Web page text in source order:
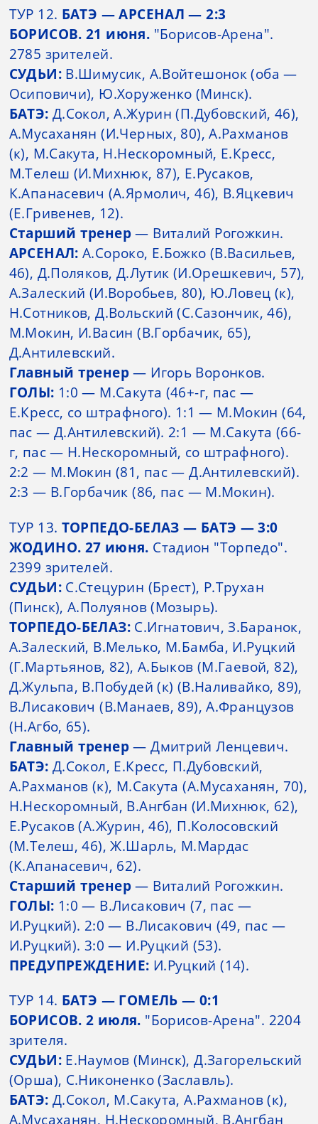
ТУР 12. БАТЭ — АРСЕНАЛ — 2:3
БОРИСОВ. 21 июня. "Борисов-Арена".
2785 зрителей.
СУДЬИ:В.Шимусик, А.Войтешонок (оба —
Осиповичи), Ю.Хоруженко (Минск).
БАТЭ: Д.Сокол, А.Журин (П.Дубовский, 46),
А.Мусаханян (И.Черных, 80), А.Рахманов
(к), М.Сакута, Н.Нескоромный, Е.Кресс,
М.Телеш (И.Михнюк, 87), Е.Русаков,
К.Апанасевич (А.Ярмолич, 46), В.Яцкевич
(Е.Гривенев, 12).
Старший тренер— Виталий Рогожкин.
АРСЕНАЛ: А.Сороко, Е.Божко (В.Васильев,
46), Д.Поляков, Д.Лутик (И.Орешкевич, 57),
А.Залеский (И.Воробьев, 80), Ю.Ловец (к),
Н.Сотников, Д.Вольский (С.Сазончик, 46),
М.Мокин, И.Васин (В.Горбачик, 65),
Д.Антилевский.
Главный тренер— Игорь Воронков.
ГОЛЫ: 1:0 — М.Сакута (46+-г, пас —
Е.Кресс, со штрафного). 1:1 — М.Мокин (64,
пас — Д.Антилевский). 2:1 — М.Сакута (66-
г, пас — Н.Нескоромный, со штрафного).
2:2 — М.Мокин (81, пас — Д.Антилевский).
2:3 — В.Горбачик (86, пас — М.Мокин).
ТУР 13. ТОРПЕДО-БЕЛАЗ — БАТЭ — 3:0
ЖОДИНО. 27 июня. Стадион "Торпедо".
2399 зрителей.
СУДЬИ:С.Стецурин (Брест), Р.Трухан
(Пинск), А.Полуянов (Мозырь).
ТОРПЕДО-БЕЛАЗ: С.Игнатович, З.Баранок,
А.Залеский, В.Мелько, М.Бамба, И.Руцкий
(Г.Мартьянов, 82), А.Быков (М.Гаевой, 82),
Д.Жульпа, В.Побудей (к) (В.Наливайко, 89),
В.Лисакович (В.Манаев, 89), А.Французов
(Н.Агбо, 65).
Главный тренер— Дмитрий Ленцевич.
БАТЭ: Д.Сокол, Е.Кресс, П.Дубовский,
А.Рахманов (к), М.Сакута (А.Мусаханян, 70),
Н.Нескоромный, В.Ангбан (И.Михнюк, 62),
Е.Русаков (А.Журин, 46), П.Колосовский
(М.Телеш, 46), Ж.Шарль, М.Мардас
(К.Апанасевич, 62).
Старший тренер— Виталий Рогожкин.
ГОЛЫ: 1:0 — В.Лисакович (7, пас —
И.Руцкий). 2:0 — В.Лисакович (49, пас —
И.Руцкий). 3:0 — И.Руцкий (53).
ПРЕДУПРЕЖДЕНИЕ: И.Руцкий (14).
ТУР 14. БАТЭ — ГОМЕЛЬ — 0:1
БОРИСОВ. 2 июля. "Борисов-Арена". 2204
зрителя.
СУДЬИ: Е.Наумов (Минск), Д.Загорельский
(Орша), С.Никоненко (Заславль).
БАТЭ: Д.Сокол, М.Сакута, А.Рахманов (к),
А.Мусаханян, Н.Нескоромный, В.Ангбан